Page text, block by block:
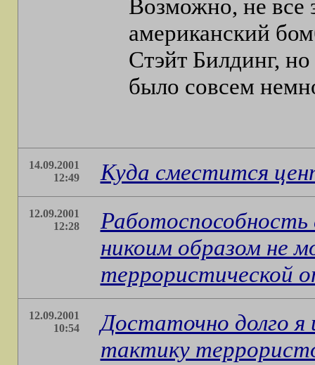
Возможно, не все
американский
Стэйт Билдинг, но
было совсем
14.09.2001
12:49
Куда сместится
12.09.2001
12:28
никоим образом не
террористической
12.09.2001
10:54
Достаточно долго я
тактику